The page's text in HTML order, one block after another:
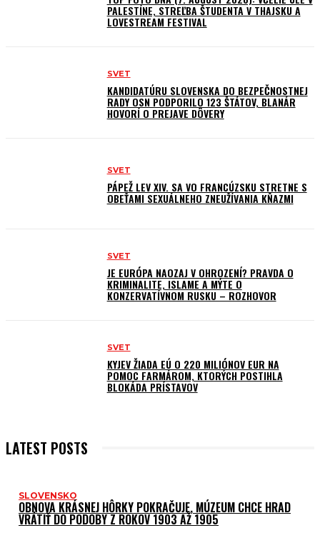
PALESTÍNE, STREĽBA ŠTUDENTA V THAJSKU A
LOVESTREAM FESTIVAL
SVET
KANDIDATÚRU SLOVENSKA DO BEZPEČNOSTNEJ
RADY OSN PODPORILO 123 ŠTÁTOV, BLANÁR
HOVORÍ O PREJAVE DÔVERY
SVET
PÁPEŽ LEV XIV. SA VO FRANCÚZSKU STRETNE S
OBEŤAMI SEXUÁLNEHO ZNEUŽÍVANIA KŇAZMI
SVET
JE EURÓPA NAOZAJ V OHROZENÍ? PRAVDA O
KRIMINALITE, ISLAME A MÝTE O
KONZERVATÍVNOM RUSKU – ROZHOVOR
SVET
KYJEV ŽIADA EÚ O 220 MILIÓNOV EUR NA
POMOC FARMÁROM, KTORÝCH POSTIHLA
BLOKÁDA PRÍSTAVOV
LATEST POSTS
SLOVENSKO
OBNOVA KRÁSNEJ HÔRKY POKRAČUJE, MÚZEUM CHCE HRAD
VRÁTIŤ DO PODOBY Z ROKOV 1903 AŽ 1905